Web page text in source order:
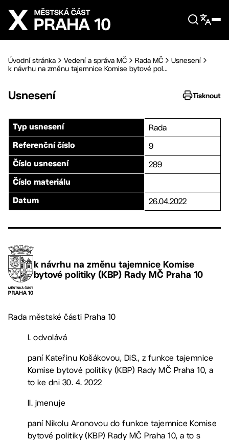
Přejít na hlavní obsah
Úvodní stránka Vedení a správa MČ Rada MČ
Usnesení
k návrhu na změnu tajemnice Komise bytové pol...
Usnesení Tisknout
Typ usnesení Rada
Referenční číslo 9
Číslo usnesení 289
Číslo materiálu
Datum 26.04.2022
k návrhu na změnu tajemnice Komise
bytové politiky (KBP) Rady MČ Praha 10
Rada městské části Praha 10
I. odvolává
paní Kateřinu Košákovou, DiS., z funkce tajemnice
Komise bytové politiky (KBP) Rady MČ Praha 10, a
to ke dni 30. 4. 2022
II. jmenuje
paní Nikolu Aronovou do funkce tajemnice Komise
bytové politiky (KBP) Rady MČ Praha 10, a to s